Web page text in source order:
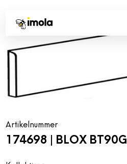
Artikelnummer
174698 | BLOX BT90G